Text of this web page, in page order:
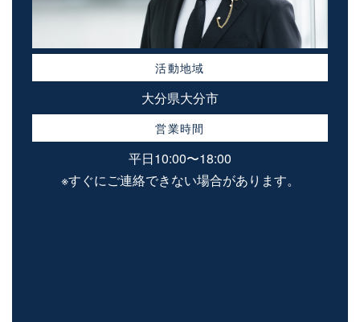
活動地域
大分県大分市
営業時間
平日10:00〜18:00
※すぐにご連絡できない場合があります。